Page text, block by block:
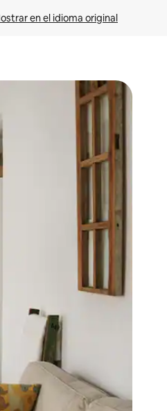
en el idioma original
con el tacto o desliza el dedo.